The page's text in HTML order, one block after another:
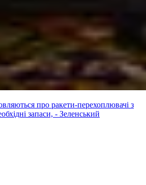
про ракети-перехоплювачі з
запаси, - Зеленський